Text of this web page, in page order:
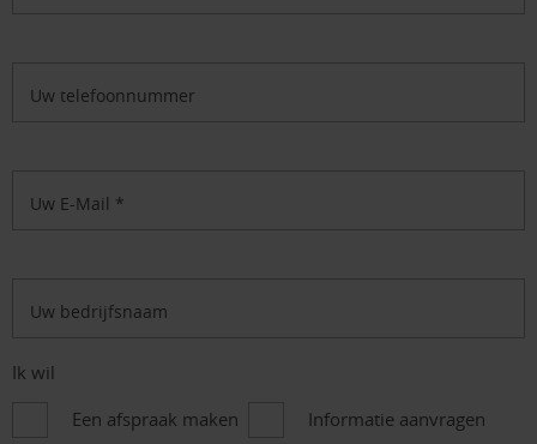
Uw telefoonnummer
Uw E-Mail *
Uw bedrijfsnaam
Ik wil
Een afspraak maken
Informatie aanvragen